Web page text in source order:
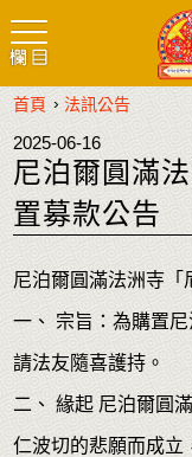
首頁 ›法訊公告
尼泊爾圓滿
置募款公告
2025-06-16
尼泊爾圓滿法洲寺「
一、 宗旨：為購置
請法友隨喜護持。
二、 緣起 尼泊爾圓
仁波切的悲願而成立